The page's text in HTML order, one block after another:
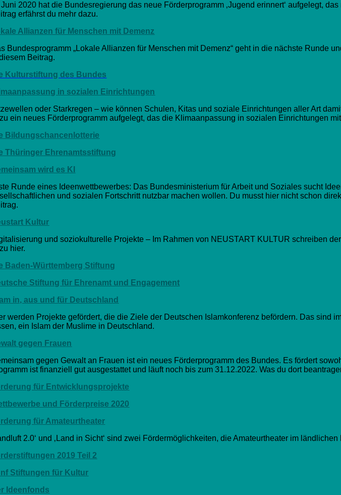
Juni 2020 hat die Bundesregierung das neue Förderprogramm ‚Jugend erinnert‘ aufgelegt,
erfährst du mehr dazu.
Allianzen für Menschen mit Demenz
Bundesprogramm „Lokale Allianzen für Menschen mit Demenz“ geht in die nächste Runde
Beitrag.
Kulturstiftung des Bundes
in sozialen Einrichtungen
oder Starkregen – wie können Schulen, Kitas und soziale Einrichtungen aller Art
ein neues Förderprogramm aufgelegt, das die Klimaanpassung in sozialen Einrichtungen
Bildungschancenlotterie
Thüringer Ehrenamtsstiftung
wird es KI
Runde eines Ideenwettbewerbes: Das Bundesministerium für Arbeit und Soziales sucht
und sozialen Fortschritt nutzbar machen wollen. Du musst hier nicht schon
Kultur
und soziokulturelle Projekte – Im Rahmen von NEUSTART KULTUR schreiben
hier.
Baden-Württemberg Stiftung
Stiftung für Ehrenamt und Engagement
in, aus und für Deutschland
werden Projekte gefördert, die die Ziele der Deutschen Islamkonferenz befördern. Das
ein Islam der Muslime in Deutschland.
gegen Frauen
gegen Gewalt an Frauen ist ein neues Förderprogramm des Bundes. Es fördert
ist finanziell gut ausgestattet und läuft noch bis zum 31.12.2022. Was du dort
für Entwicklungsprojekte
und Förderpreise 2020
für Amateurtheater
2.0‘ und ‚Land in Sicht‘ sind zwei Fördermöglichkeiten, die Amateurtheater im
2019 Teil 2
Stiftungen für Kultur
Ideenfonds